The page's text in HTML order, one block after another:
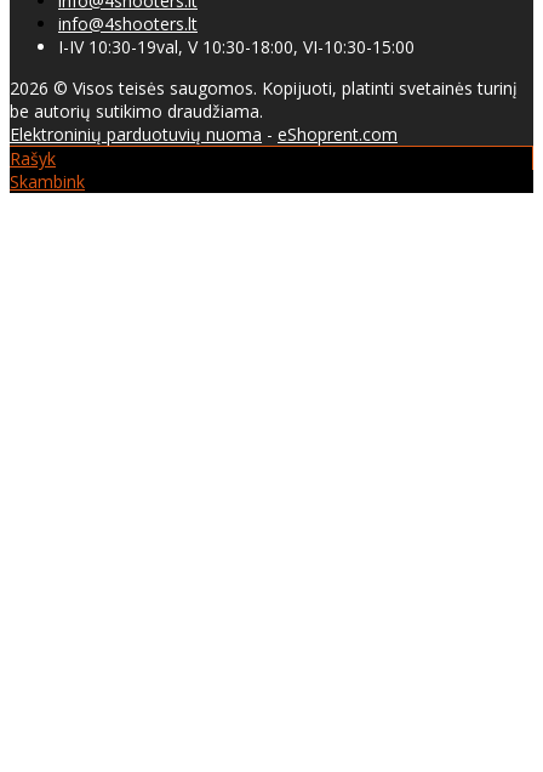
info@4shooters.lt
I-IV 10:30-19val, V 10:30-18:00, VI-10:30-15:00
2026 © Visos teisės saugomos. Kopijuoti, platinti svetainės turinį
be autorių sutikimo draudžiama.
Elektroninių parduotuvių nuoma - eShoprent.com
Rašyk
Skambink